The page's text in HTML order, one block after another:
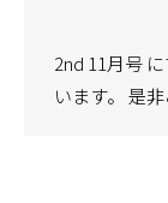
2nd 11月号
います。 是